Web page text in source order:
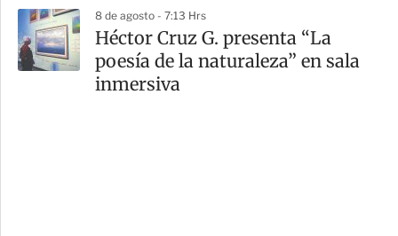
8 de agosto - 7:13 Hrs
Héctor Cruz G. presenta “La
poesía de la naturaleza” en sala
inmersiva